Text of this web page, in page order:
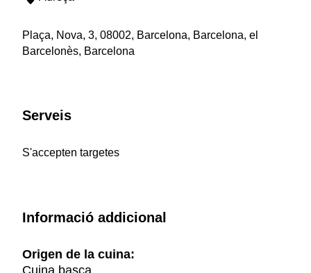
Plaça, Nova, 3, 08002, Barcelona, Barcelona, el
Barcelonès, Barcelona
Serveis
S'accepten targetes
Informació addicional
Origen de la cuina:
Cuina basca